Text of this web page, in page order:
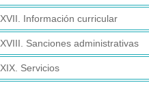
XVII. Información curricular
XVIII. Sanciones administrativas
XIX. Servicios